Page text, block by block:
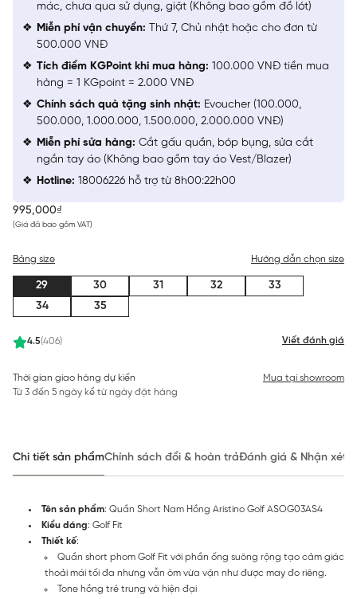
995,000₫
(Giá đã bao gồm VAT)
4.5(406) Viết đánh giá
Bảng size Hướng dẫn chọn size
29 30 31 32
33
34
35
Thời gian giao hàng dự kiến
Từ 3 đến 5 ngày kể từ ngày đặt hàng
Mua tại showroom
mác, chưa qua sử dụng, giặt (Không bao gồm đồ lót)
Miễn phí vận chuyển: Thứ 7, Chủ nhật hoặc cho đơn từ
500.000 VNĐ
Tích điểm KGPoint khi mua hàng: 100.000 VNĐ tiền mua
hàng = 1 KGpoint = 2.000 VNĐ
Chính sách quà tặng sinh nhật: Evoucher (100.000,
500.000, 1.000.000, 1.500.000, 2.000.000 VNĐ)
Miễn phí sửa hàng: Cắt gấu quần, bóp bụng, sửa cắt
ngắn tay áo (Không bao gồm tay áo Vest/Blazer)
Hotline: 18006226 hỗ trợ từ 8h00:22h00
Chi tiết sản phẩmChính sách đổi & hoàn trảĐánh giá & Nhận xét
Tên sản phẩm: Quần Short Nam Hồng Aristino Golf ASOG03AS4
Kiểu dáng: Golf Fit
Thiết kế:
Quần short phom Golf Fit với phần ống suông rộng tạo cảm giác
thoải mái tối đa nhưng vẫn ôm vừa vặn như được may đo riêng.
Tone hồng trẻ trung và hiện đại